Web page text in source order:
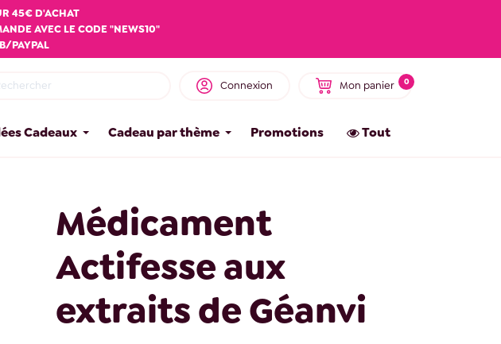
45€ D'ACHAT
AVEC LE CODE "NEWS10"
PAYPAL
Connexion Mon panier 0
Tout
Promotions
Cadeau par thème
Cadeaux
Médicament
Actifesse aux
extraits de Géanvi